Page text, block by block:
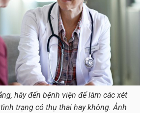
hãy đến bệnh viện để làm các xét
trạng có thụ thai hay không. Ảnh